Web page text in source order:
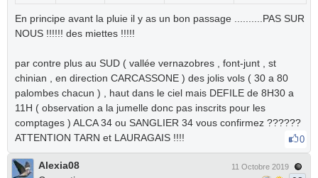
En principe avant la pluie il y as un bon passage ..........PAS SUR
NOUS !!!!!! des miettes !!!!!
par contre plus au SUD ( vallée vernazobres , font-junt , st
chinian , en direction CARCASSONE ) des jolis vols ( 30 a 80
palombes chacun ) , haut dans le ciel mais DEFILE de 8H30 a
11H ( observation a la jumelle donc pas inscrits pour les
comptages ) ALCA 34 ou SANGLIER 34 vous confirmez ??????
ATTENTION TARN et LAURAGAIS !!!!
0
Alexia08
11 Octobre 2019